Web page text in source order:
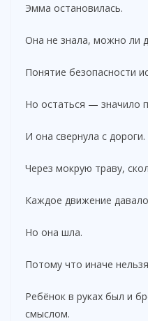
Эмма остановилась.
Она не знала, можно ли
Понятие безопасности
Но остаться — значило
И она свернула с дороги.
Через мокрую траву,
Каждое движение
Но она шла.
Потому что иначе
Ребёнок в руках был и
смыслом.